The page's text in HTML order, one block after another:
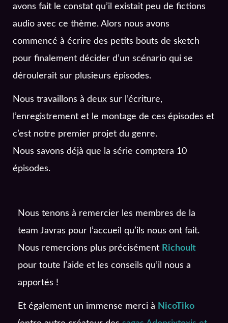
avons fait le constat qu’il existait peu de fictions
audio avec ce thème. Alors nous avons
commencé à écrire des petits bouts de sketch
pour finalement décider d’un scénario qui se
déroulerait sur plusieurs épisodes.
Nous travaillons à deux sur l’écriture,
l’enregistrement et le montage de ces épisodes et
c’est notre premier projet du genre.
Nous savons déjà que la série comptera 10
épisodes.
Nous tenons à remercier les membres de la
team Javras pour l’accueil qu’ils nous ont fait.
Nous remercions plus précisément Richoult
pour toute l’aide et les conseils qu’il nous a
apportés !
Et également un immense merci à NicoTiko